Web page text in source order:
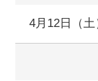
4月12日（土